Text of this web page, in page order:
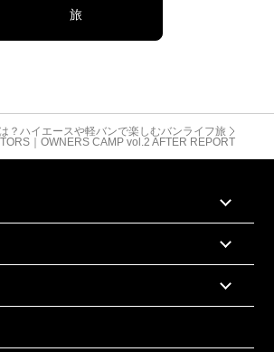
旅
？ハイエースや軽バンで楽しむバンライフ旅
｜OWNERS CAMP vol.2 AFTER REPORT